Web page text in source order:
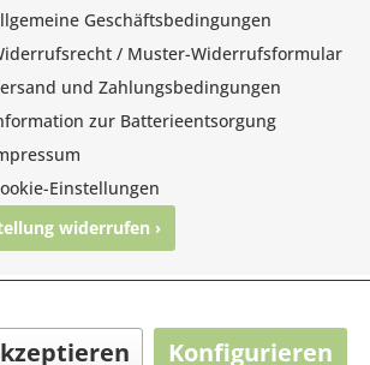
Geschäftsbedingungen
/ Muster-Widerrufsformular
und Zahlungsbedingungen
zur Batterieentsorgung
Einstellungen
widerrufen ›
Konfigurieren